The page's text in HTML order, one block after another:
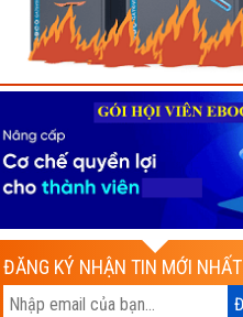
ĐĂNG KÝ NHẬN TIN MỚI NHẤT